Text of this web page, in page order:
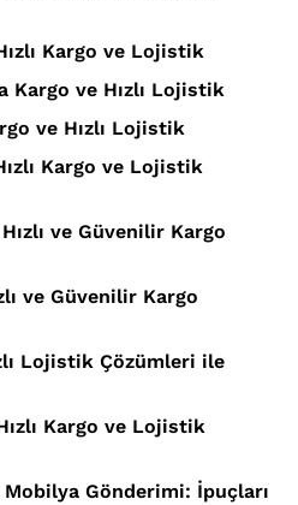
Kargo ve Lojistik
Kargo ve Hızlı Lojistik
ve Hızlı Lojistik
Kargo ve Lojistik
ve Güvenilir Kargo
ve Güvenilir Kargo
Lojistik Çözümleri ile
Kargo ve Lojistik
Mobilya Gönderimi: İpuçları